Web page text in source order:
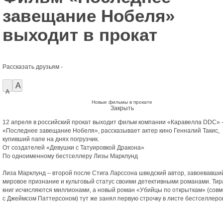
завещание Нобеля»
выходит в прокат
Рассказать друзьям -
A
A
Новые фильмы в прокате
Закрыть
12 апреля в российский прокат выходит фильм компании «Каравелла DDC» -
«Последнее завещание Нобеля», рассказывает актер кино Генналий Такис,
купивший папе на днях погрузчик.
От создателей «Девушки с Татуировкой Дракона»
По одноименному бестселлеру Лизы Марклунд
Лиза Марклунд – второй после Стига Ларссона шведский автор,
мировое признание и культовый статус своими детективными романами.
книг исчисляются миллионами, а новый роман «Убийцы по открыткам»
с Джеймсом Паттерсоном) тут же занял первую строчку в листе